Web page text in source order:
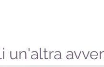
un'altra